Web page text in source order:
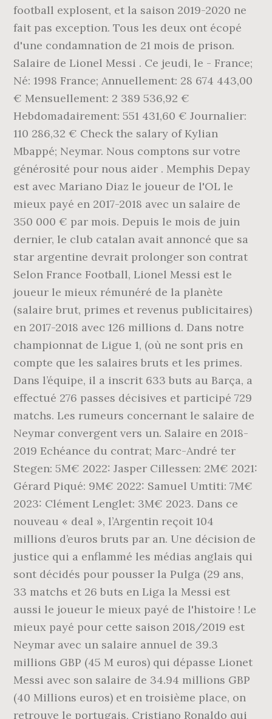
football explosent, et la saison 2019-2020 ne
fait pas exception. Tous les deux ont écopé
d'une condamnation de 21 mois de prison.
Salaire de Lionel Messi . Ce jeudi, le - France;
Né: 1998 France; Annuellement: 28 674 443,00
€ Mensuellement: 2 389 536,92 €
Hebdomadairement: 551 431,60 € Journalier:
110 286,32 € Check the salary of Kylian
Mbappé; Neymar. Nous comptons sur votre
générosité pour nous aider . Memphis Depay
est avec Mariano Diaz le joueur de l'OL le
mieux payé en 2017-2018 avec un salaire de
350 000 € par mois. Depuis le mois de juin
dernier, le club catalan avait annoncé que sa
star argentine devrait prolonger son contrat
Selon France Football, Lionel Messi est le
joueur le mieux rémunéré de la planète
(salaire brut, primes et revenus publicitaires)
en 2017-2018 avec 126 millions d. Dans notre
championnat de Ligue 1, (où ne sont pris en
compte que les salaires bruts et les primes.
Dans l’équipe, il a inscrit 633 buts au Barça, a
effectué 276 passes décisives et participé 729
matchs. Les rumeurs concernant le salaire de
Neymar convergent vers un. Salaire en 2018-
2019 Echéance du contrat; Marc-André ter
Stegen: 5M€ 2022: Jasper Cillessen: 2M€ 2021:
Gérard Piqué: 9M€ 2022: Samuel Umtiti: 7M€
2023: Clément Lenglet: 3M€ 2023. Dans ce
nouveau « deal », l’Argentin reçoit 104
millions d’euros bruts par an. Une décision de
justice qui a enflammé les médias anglais qui
sont décidés pour pousser la Pulga (29 ans,
33 matchs et 26 buts en Liga la Messi est
aussi le joueur le mieux payé de l'histoire ! Le
mieux payé pour cette saison 2018/2019 est
Neymar avec un salaire annuel de 39.3
millions GBP (45 M euros) qui dépasse Lionet
Messi avec son salaire de 34.94 millions GBP
(40 Millions euros) et en troisième place, on
retrouve le portugais, Cristiano Ronaldo qui